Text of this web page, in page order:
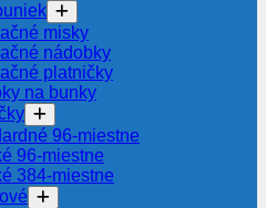
misky
nádobky
platničky
na bunky
96-miestne
96-miestne
384-miestne